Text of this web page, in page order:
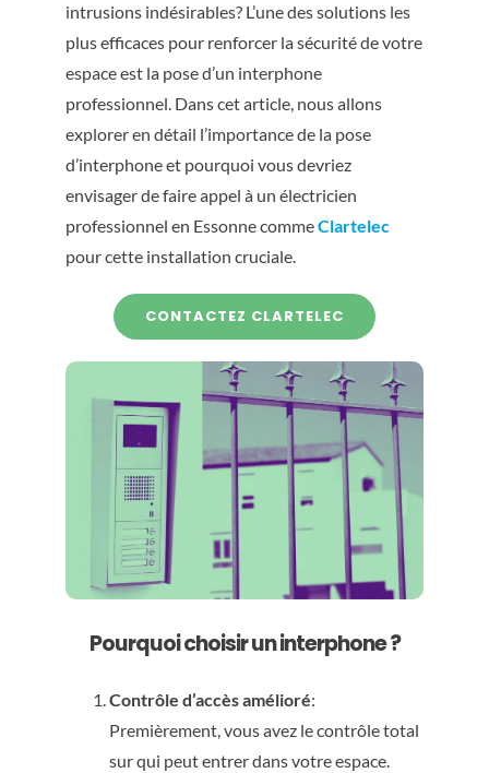
intrusions indésirables? L’une des solutions les
plus efficaces pour renforcer la sécurité de votre
espace est la pose d’un interphone
professionnel. Dans cet article, nous allons
explorer en détail l’importance de la pose
d’interphone et pourquoi vous devriez
envisager de faire appel à un électricien
professionnel en Essonne commeClartelec
pour cette installation cruciale.
CONTACTEZ CLARTELEC
Pourquoi choisir un interphone ?
Contrôle d’accès amélioré:
Premièrement, vous avez le contrôle total
sur qui peut entrer dans votre espace.